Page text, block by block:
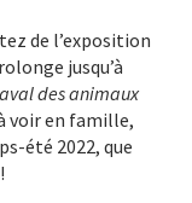
de l’exposition
jusqu’à
des animaux
voir en famille,
été 2022, que